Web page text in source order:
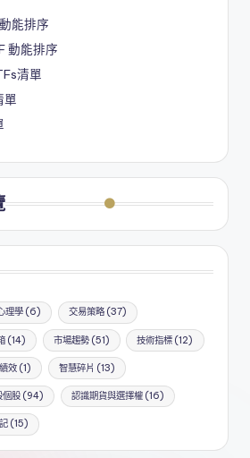
能排序
動能排序
清單
單
理學(6) 交易策略(37)
(14) 市場趨勢(51) 技術指標 (12)
效(1) 智慧碎片 (13)
個股(94) 認識期貨與選擇權(16)
(15)